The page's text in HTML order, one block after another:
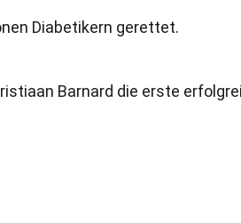
Diabetikern gerettet.
Barnard die erste